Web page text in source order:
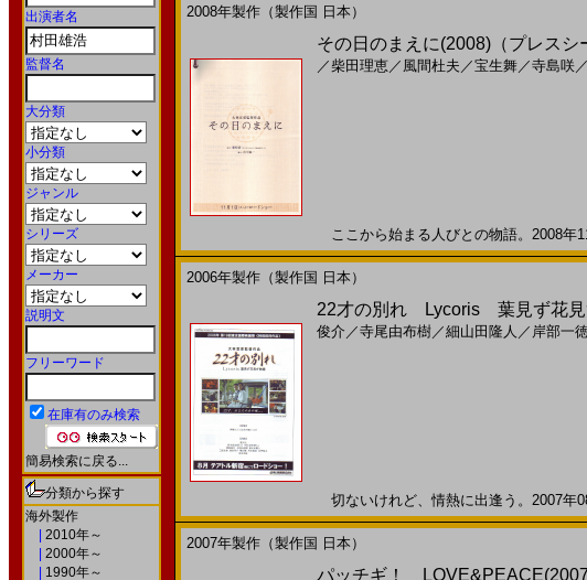
出演者名
監督名
大分類
小分類
ジャンル
シリーズ
メーカー
説明文
フリーワード
在庫有のみ検索
簡易検索に戻る...
分類から探す
海外製作
2010年～
2000年～
1990年～
2008年製作（製作国 日本）
その日のまえに(2008)（プレスシ
／柴田理恵／ 風間杜夫 ／宝生舞／寺島咲／
ここから始まる人びとの物語。2008
2006年製作（製作国 日本）
22才の別れ Lycoris 葉見ず花見
俊介 ／寺尾由布樹／細山田隆人 ／ 岸部一
切ないけれど、情熱に出逢う。2007
2007年製作（製作国 日本）
パッチギ！